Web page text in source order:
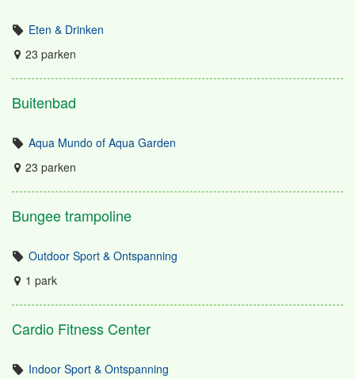
Eten & Drinken
23 parken
Buitenbad
Aqua Mundo of Aqua Garden
23 parken
Bungee trampoline
Outdoor Sport & Ontspanning
1 park
Cardio Fitness Center
Indoor Sport & Ontspanning